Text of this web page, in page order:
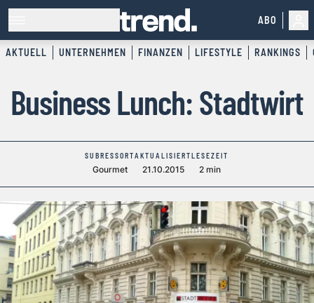
ABO
AKTUELL UNTERNEHMEN FINANZEN LIFESTYLE RANKINGS
Business Lunch: Stadtwirt
SUBRESSORT
Gourmet
AKTUALISIERT
21.10.2015
LESEZEIT
2 min